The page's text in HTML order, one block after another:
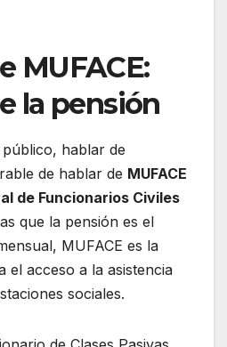
MUFACE:
la pensión
hablar de
de hablar de MUFACE
de Funcionarios Civiles
que la pensión es el
MUFACE es la
el acceso a la asistencia
sociales.